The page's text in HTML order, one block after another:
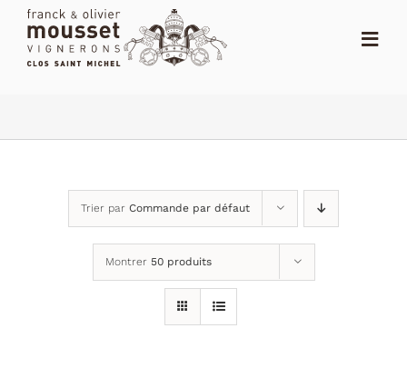
Passer
contenu
LE DOMAINE
Trier par Commande par défaut
Montrer 50 produits